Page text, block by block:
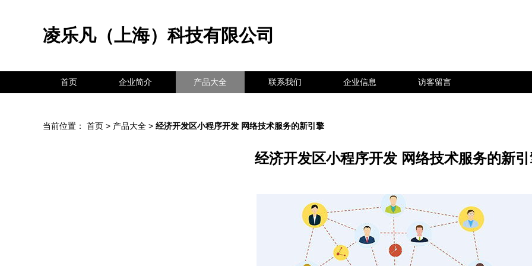
凌乐凡（上海）科技有限公司
首页 企业简介 产品大全 联系我们 企业信息 访客留言
当前位置： 首页 > 产品大全 > 经济开发区小程序开发 网络技术服务的新引擎
经济开发区小程序开发 网络技术服务的新